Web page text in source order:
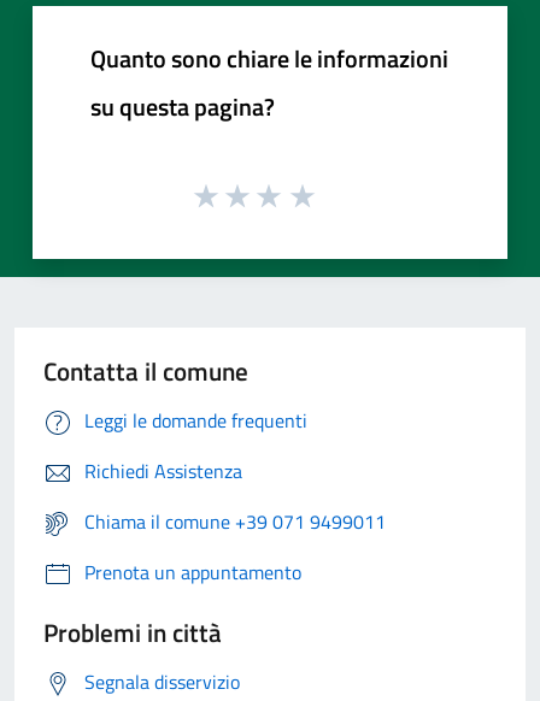
Quanto sono chiare le informazioni
su questa pagina?
Contatta il comune
Leggi le domande frequenti
Richiedi Assistenza
Chiama il comune +39 071 9499011
Prenota un appuntamento
Problemi in città
Segnala disservizio